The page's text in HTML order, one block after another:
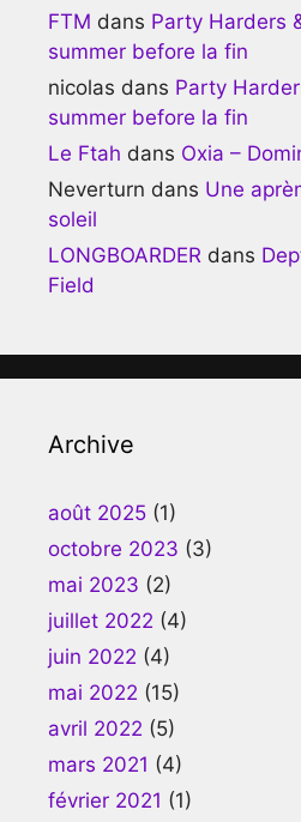
FTM dans Party Harders
summer before la fin
nicolas dans Party
summer before la fin
Le Ftah dans Oxia –
Neverturn dans Une
soleil
LONGBOARDER dans
Field
Archive
août 2025 (1)
octobre 2023 (3)
mai 2023 (2)
juillet 2022 (4)
juin 2022 (4)
mai 2022 (15)
avril 2022 (5)
mars 2021 (4)
février 2021 (1)